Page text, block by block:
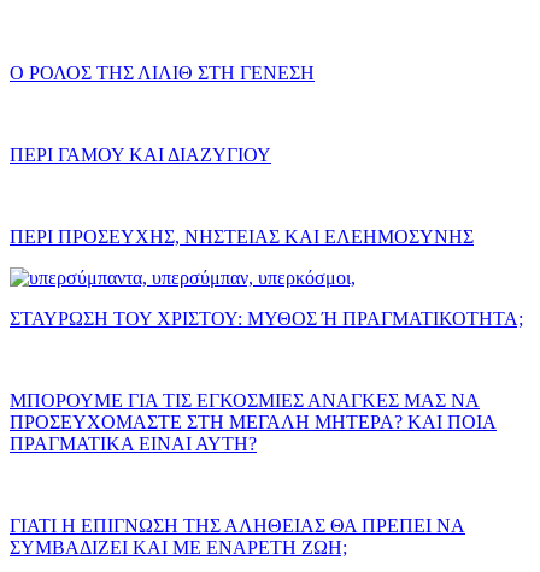
Ο ΡΟΛΟΣ ΤΗΣ ΛΙΛΙΘ ΣΤΗ ΓΕΝΕΣΗ
ΠΕΡΙ ΓΑΜΟΥ ΚΑΙ ΔΙΑΖΥΓΙΟΥ
ΠΕΡΙ ΠΡΟΣΕΥΧΗΣ, ΝΗΣΤΕΙΑΣ ΚΑΙ ΕΛΕΗΜΟΣΥΝΗΣ
ΣΤΑΥΡΩΣΗ ΤΟΥ ΧΡΙΣΤΟΥ: ΜΥΘΟΣ Ή ΠΡΑΓΜΑΤΙΚΟΤΗΤΑ;
ΜΠΟΡΟΥΜΕ ΓΙΑ ΤΙΣ ΕΓΚΟΣΜΙΕΣ ΑΝΑΓΚΕΣ ΜΑΣ ΝΑ
ΠΡΟΣΕΥΧΟΜΑΣΤΕ ΣΤΗ ΜΕΓΑΛΗ ΜΗΤΕΡΑ? ΚΑΙ ΠΟΙΑ
ΠΡΑΓΜΑΤΙΚΑ ΕΙΝΑΙ ΑΥΤΗ?
ΓΙΑΤΙ Η ΕΠΙΓΝΩΣΗ ΤΗΣ ΑΛΗΘΕΙΑΣ ΘΑ ΠΡΕΠΕΙ ΝΑ
ΣΥΜΒΑΔΙΖΕΙ ΚΑΙ ΜΕ ΕΝΑΡΕΤΗ ΖΩΗ;